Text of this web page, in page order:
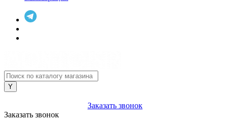
Заказать звонок
Заказать звонок